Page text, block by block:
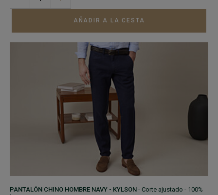
AÑADIR A LA CESTA
PANTALÓN CHINO HOMBRE NAVY - KYLSON - Corte ajustado - 100%